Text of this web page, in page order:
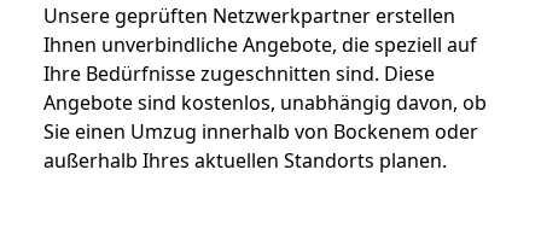
Unsere geprüften Netzwerkpartner erstellen
Ihnen unverbindliche Angebote, die speziell auf
Ihre Bedürfnisse zugeschnitten sind. Diese
Angebote sind kostenlos, unabhängig davon, ob
Sie einen Umzug innerhalb von Bockenem oder
außerhalb Ihres aktuellen Standorts planen.